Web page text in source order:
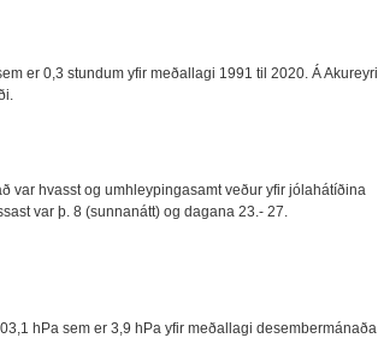
er 0,3 stundum yfir meðallagi 1991 til 2020. Á Akureyri
var hvasst og umhleypingasamt veður yfir jólahátíðina
var þ. 8 (sunnanátt) og dagana 23.- 27.
hPa sem er 3,9 hPa yfir meðallagi desembermánaða